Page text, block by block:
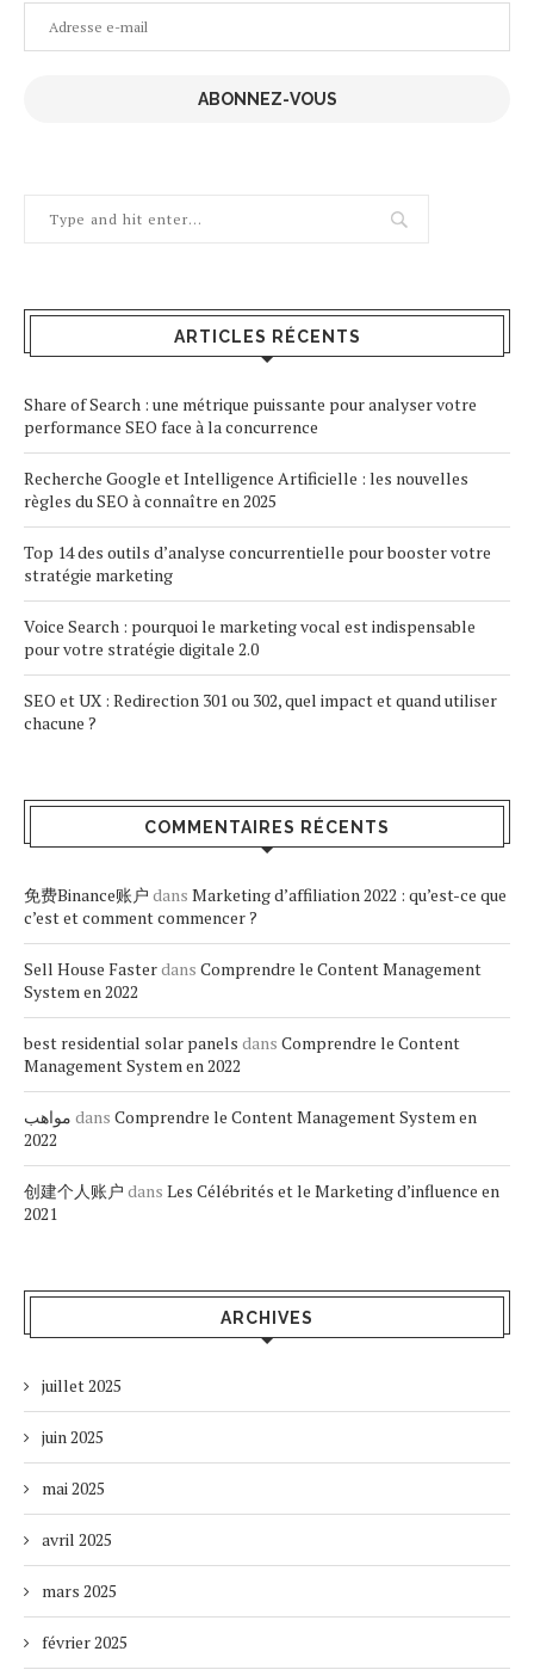
Adresse
e-
ABONNEZ-VOUS
ARTICLES RÉCENTS
Share of Search : une métrique puissante pour analyser votre
performance SEO face à la concurrence
Recherche Google et Intelligence Artificielle : les nouvelles
règles du SEO à connaître en 2025
Top 14 des outils d’analyse concurrentielle pour booster votre
stratégie marketing
Voice Search : pourquoi le marketing vocal est indispensable
pour votre stratégie digitale 2.0
SEO et UX : Redirection 301 ou 302, quel impact et quand utiliser
chacune ?
COMMENTAIRES RÉCENTS
免费Binance账户 dans Marketing d’affiliation 2022 : qu’est-ce que
c’est et comment commencer ?
Sell House Fasterdans Comprendre le Content Management
System en 2022
best residential solar panels dans Comprendre le Content
Management System en 2022
مواهب dans Comprendre le Content Management System en
2022
创建个人账户 dans Les Célébrités et le Marketing d’influence en
2021
ARCHIVES
juillet 2025
juin 2025
mai 2025
avril 2025
mars 2025
février 2025